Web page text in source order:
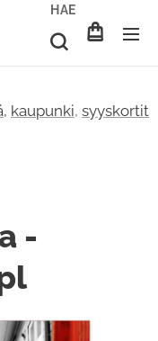
HAE
kaupunki, syyskortit
-